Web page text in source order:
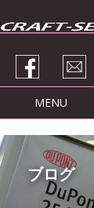
MENU
ブログ